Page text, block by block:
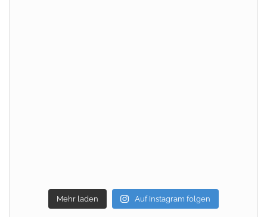
Mehr laden Auf Instagram folgen